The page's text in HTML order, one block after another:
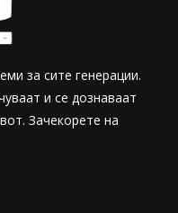
за сите генерации.
и се дознаваат
Зачекорете на